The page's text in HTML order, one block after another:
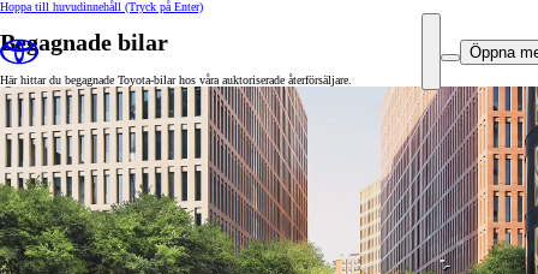
Hoppa till huvudinnehåll (Tryck på Enter)
Öppna
Begagnade bilar
Här hittar du begagnade Toyota-bilar hos våra auktoriserade återförsäljare.